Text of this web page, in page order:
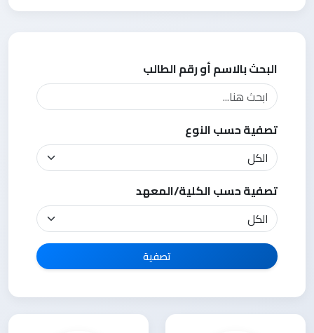
البحث بالاسم أو رقم الطالب
تصفية حسب النوع
تصفية حسب الكلية/المعهد
تصفية